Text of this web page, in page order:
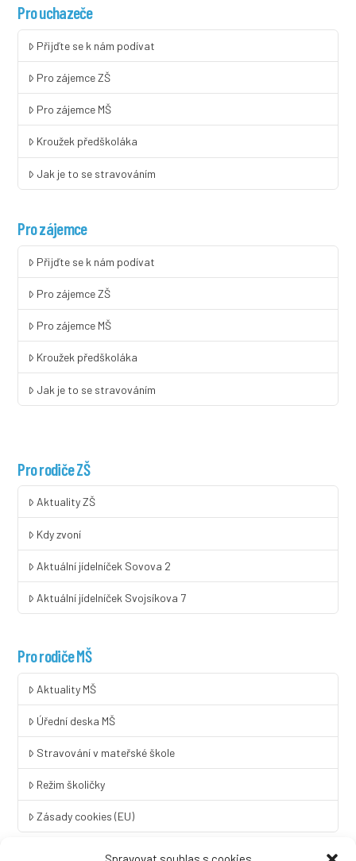
Pro uchazeče
Přijďte se k nám podívat
Pro zájemce ZŠ
Pro zájemce MŠ
Kroužek předškoláka
Jak je to se stravováním
Pro zájemce
Přijďte se k nám podívat
Pro zájemce ZŠ
Pro zájemce MŠ
Kroužek předškoláka
Jak je to se stravováním
Pro rodiče ZŠ
Aktuality ZŠ
Kdy zvoní
Aktuální jídelníček Sovova 2
Aktuální jídelníček Svojsíkova 7
Pro rodiče MŠ
Aktuality MŠ
Úřední deska MŠ
Stravování v mateřské škole
Režim školičky
Zásady cookies (EU)